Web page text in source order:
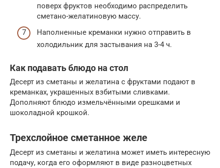
поверх фруктов необходимо распределить
сметано-желатиновую массу.
Наполненные креманки нужно отправить в
холодильник для застывания на 3-4 ч.
Как подавать блюдо на стол
Десерт из сметаны и желатина с фруктами подают в
креманках, украшенных взбитыми сливками.
Дополняют блюдо измельчёнными орешками и
шоколадной крошкой.
Трехслойное сметанное желе
Десерт из сметаны и желатина может иметь интересную
подачу, когда его оформляют в виде разноцветных